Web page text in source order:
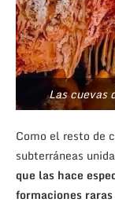
Las cuevas
Como el resto de
subterráneas
que las hace
formaciones